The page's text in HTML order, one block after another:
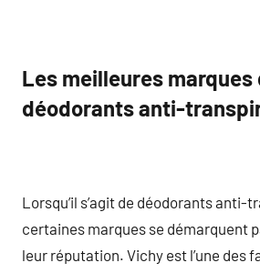
Les meilleures marques
déodorants anti-
Lorsqu’il s’agit de déodorants anti-
certaines marques se démarquent
leur réputation. Vichy est l’une des